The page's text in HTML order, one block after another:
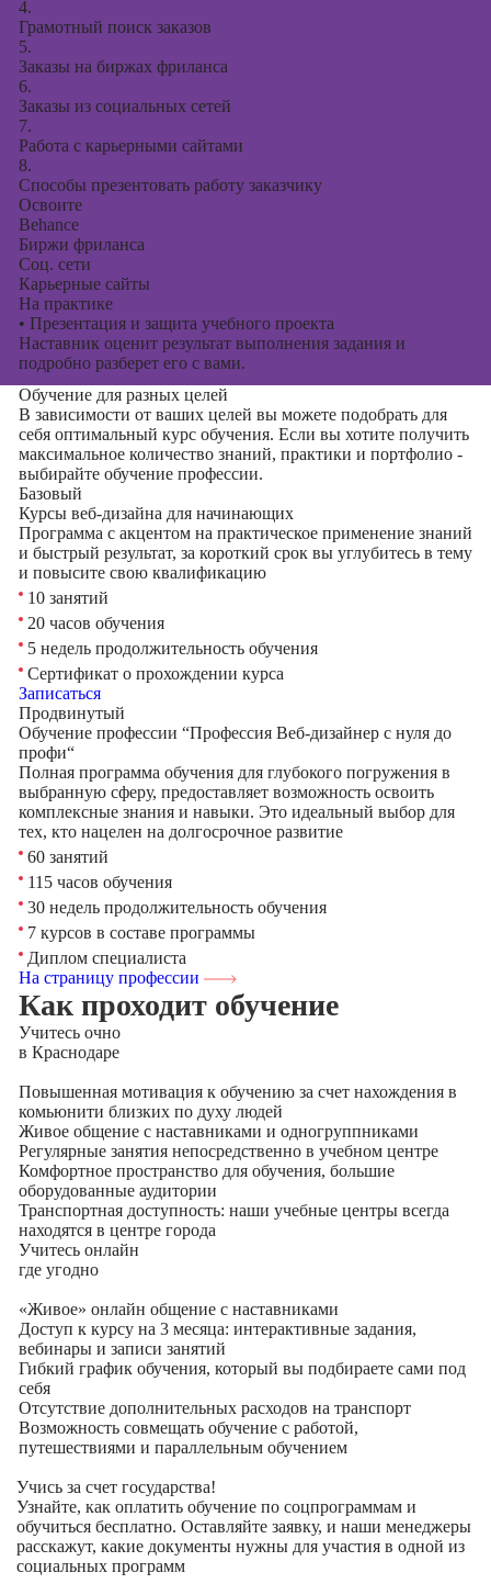
4.
Грамотный поиск заказов
5.
Заказы на биржах фриланса
6.
Заказы из социальных сетей
7.
Работа с карьерными сайтами
8.
Способы презентовать работу заказчику
Освоите
Behance
Биржи фриланса
Соц. сети
Карьерные сайты
На практике
• Презентация и защита учебного проекта
Наставник оценит результат выполнения задания и
подробно разберет его с вами.
Обучение для разных целей
В зависимости от ваших целей вы можете подобрать для
себя оптимальный курс обучения. Если вы хотите получить
максимальное количество знаний, практики и портфолио -
выбирайте обучение профессии.
Базовый
Курсы веб-дизайна для начинающих
Программа с акцентом на практическое применение знаний
и быстрый результат, за короткий срок вы углубитесь в тему
и повысите свою квалификацию
10 занятий
20 часов обучения
5 недель продолжительность обучения
Сертификат о прохождении курса
Записаться
Продвинутый
Обучение профессии “Профессия Веб-дизайнер с нуля до
профи“
Полная программа обучения для глубокого погружения в
выбранную сферу, предоставляет возможность освоить
комплексные знания и навыки. Это идеальный выбор для
тех, кто нацелен на долгосрочное развитие
60 занятий
115 часов обучения
30 недель продолжительность обучения
7 курсов в составе программы
Диплом специалиста
На страницу профессии
Как проходит обучение
Учитесь очно
в Краснодаре
Повышенная мотивация к обучению за счет нахождения в
комьюнити близких по духу людей
Живое общение с наставниками и одногруппниками
Регулярные занятия непосредственно в учебном центре
Комфортное пространство для обучения, большие
оборудованные аудитории
Транспортная доступность: наши учебные центры всегда
находятся в центре города
Учитесь онлайн
где угодно
«Живое» онлайн общение с наставниками
Доступ к курсу на 3 месяца: интерактивные задания,
вебинары и записи занятий
Гибкий график обучения, который вы подбираете сами под
себя
Отсутствие дополнительных расходов на транспорт
Возможность совмещать обучение с работой,
путешествиями и параллельным обучением
Учись за счет государства!
Узнайте, как оплатить обучение по соцпрограммам и
обучиться бесплатно. Оставляйте заявку, и наши менеджеры
расскажут, какие документы нужны для участия в одной из
социальных программ